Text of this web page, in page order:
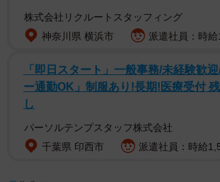
株式会社リクルートスタッフィング
神奈川県 横浜市
派遣社員：時給
「即日スタート」一般事務/未経験歓
ー通勤OK」制服あり!長期!医療受付
し
パーソルテンプスタッフ株式会社
千葉県 印西市
派遣社員：時給